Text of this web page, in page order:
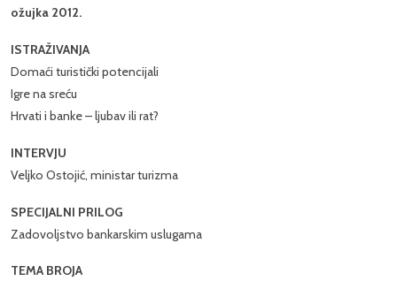
ožujka 2012.
ISTRAŽIVANJA
Domaći turistički potencijali
Igre na sreću
Hrvati i banke – ljubav ili rat?
INTERVJU
Veljko Ostojić, ministar turizma
SPECIJALNI PRILOG
Zadovoljstvo bankarskim uslugama
TEMA BROJA